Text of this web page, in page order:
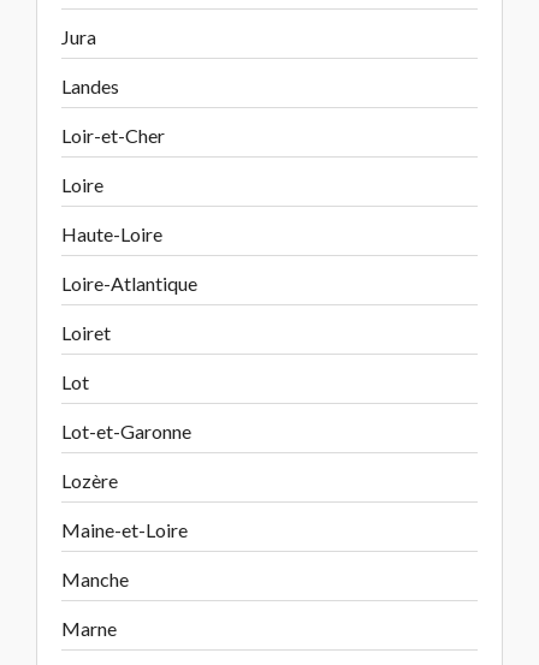
Jura
Landes
Loir-et-Cher
Loire
Haute-Loire
Loire-Atlantique
Loiret
Lot
Lot-et-Garonne
Lozère
Maine-et-Loire
Manche
Marne